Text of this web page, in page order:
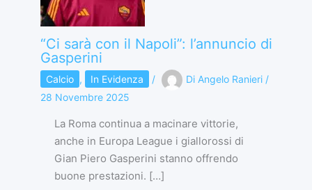
“Ci sarà con il Napoli”: l’annuncio di
Gasperini
Calcio , In Evidenza / Di Angelo Ranieri /
28 Novembre 2025
La Roma continua a macinare vittorie,
anche in Europa League i giallorossi di
Gian Piero Gasperini stanno offrendo
buone prestazioni. […]